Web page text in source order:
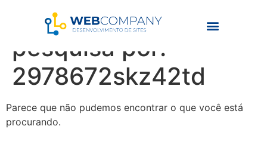
Resultados da
pesquisa por:
2978672skz42td
Parece que não pudemos encontrar o que você está
procurando.